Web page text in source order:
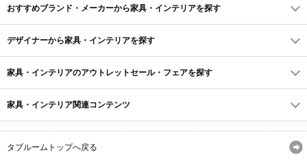
おすすめブランド・メーカーから家具・インテリアを探す
デザイナーから家具・インテリアを探す
家具・インテリアのアウトレットセール・フェアを探す
家具・インテリア関連コンテンツ
タブルームトップへ戻る